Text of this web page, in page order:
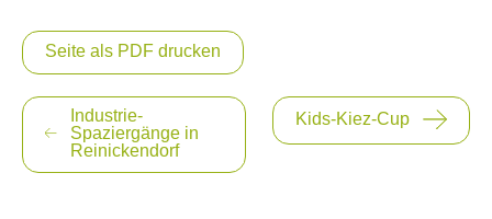
Seite als PDF drucken
Beitragsnavigation
Industrie-
Spaziergänge in
Reinickendorf
Kids-Kiez-Cup